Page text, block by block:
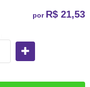
por R$ 21,53